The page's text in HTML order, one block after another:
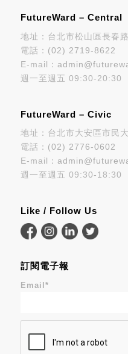
FutureWard – Central
地址：台北市松山區長春
電話： (02) 2719-8622
E-mail：
週一至週五 09:30-20:30
FutureWard – Civic
地址：台北市大安區市民
電話： (02) 2776-0602
E-mail：
週一至週五 09:30-18:30
Like / Follow Us
訂閱電子報
Email *